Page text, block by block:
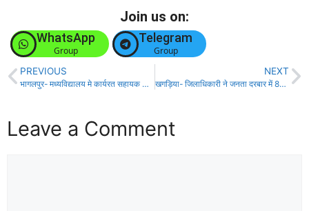
Join us on:
WhatsApp
Group
Telegram
Group
PREVIOUS
भागलपुर- मध्यविद्यालय मे कार्यरत सहायक शिक्षक प्रमोद मंडल की हार्ट अटैक से मौत!
NEXT
खगड़िया- जिलाधिकारी ने जनता दरबार में 80 मामलों की सुनवाई की!
Leave a Comment